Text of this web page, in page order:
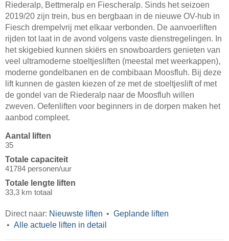
Riederalp, Bettmeralp en Fiescheralp. Sinds het seizoen
2019/20 zijn trein, bus en bergbaan in de nieuwe OV-hub in
Fiesch drempelvrij met elkaar verbonden. De aanvoerliften
rijden tot laat in de avond volgens vaste dienstregelingen. In
het skigebied kunnen skiërs en snowboarders genieten van
veel ultramoderne stoeltjesliften (meestal met weerkappen),
moderne gondelbanen en de combibaan Moosfluh. Bij deze
lift kunnen de gasten kiezen of ze met de stoeltjeslift of met
de gondel van de Riederalp naar de Moosfluh willen
zweven. Oefenliften voor beginners in de dorpen maken het
aanbod compleet.
Aantal liften
35
Totale capaciteit
41784 personen/uur
Totale lengte liften
33,3 km totaal
Direct naar: Nieuwste liften
Geplande liften
Alle actuele liften in detail